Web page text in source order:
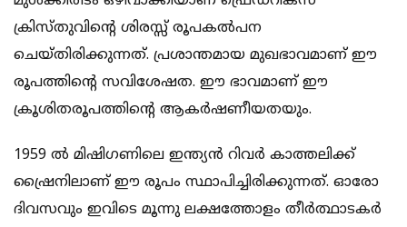
ക്രിസ്തുവിന്റെ ശിരസ്സ് രൂപകല്‍പന
ചെയ്തിരിക്കുന്നത്. പ്രശാന്തമായ മുഖഭാവമാണ് ഈ
രൂപത്തിന്റെ സവിശേഷത. ഈ ഭാവമാണ് ഈ
ക്രൂശിതരൂപത്തിന്റെ ആകര്‍ഷണീയതയും.
1959 ല്‍ മിഷിഗണിലെ ഇന്ത്യന്‍ റിവര്‍ കാത്തലിക്ക്
ഷ്രൈനിലാണ് ഈ രൂപം സ്ഥാപിച്ചിരിക്കുന്നത്. ഓരോ
ദിവസവും ഇവിടെ മൂന്നു ലക്ഷത്തോളം തീര്‍ത്ഥാടകര്‍